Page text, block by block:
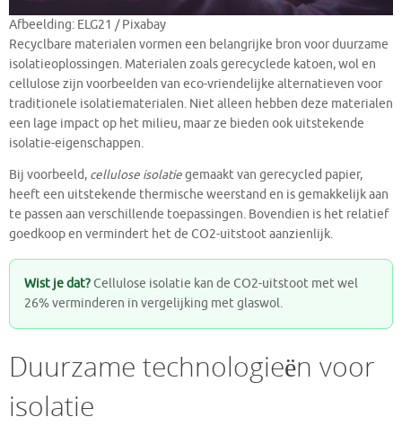
Afbeelding: ELG21 / Pixabay
Recyclbare materialen vormen een belangrijke bron voor duurzame
isolatieoplossingen. Materialen zoals gerecyclede katoen, wol en
cellulose zijn voorbeelden van eco-vriendelijke alternatieven voor
traditionele isolatiematerialen. Niet alleen hebben deze materialen
een lage impact op het milieu, maar ze bieden ook uitstekende
isolatie-eigenschappen.
Bij voorbeeld, cellulose isolatiegemaakt van gerecycled papier,
heeft een uitstekende thermische weerstand en is gemakkelijk aan
te passen aan verschillende toepassingen. Bovendien is het relatief
goedkoop en vermindert het de CO2-uitstoot aanzienlijk.
Wist je dat?Cellulose isolatie kan de CO2-uitstoot met wel
26% verminderen in vergelijking met glaswol.
Duurzame technologieën voor
isolatie